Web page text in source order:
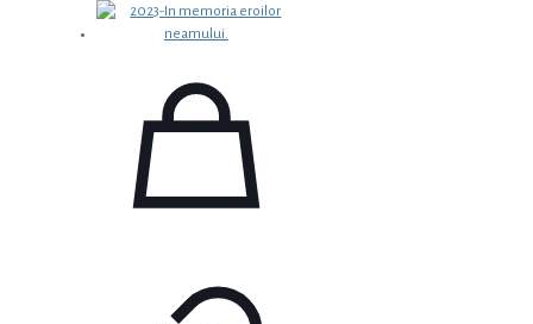
inițial
a
curent